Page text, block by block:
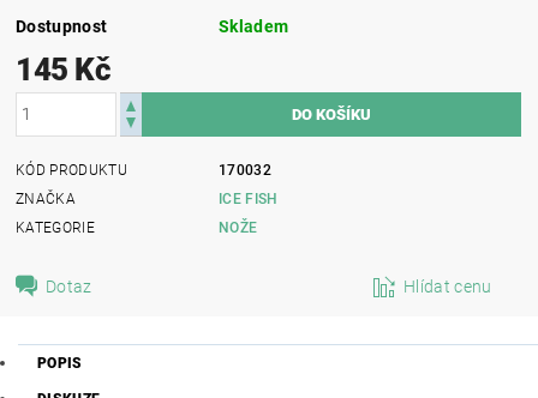
Dostupnost Skladem
145 Kč
KÓD PRODUKTU
170032
ZNAČKA
ICE FISH
KATEGORIE
NOŽE
Dotaz Hlídat cenu
POPIS